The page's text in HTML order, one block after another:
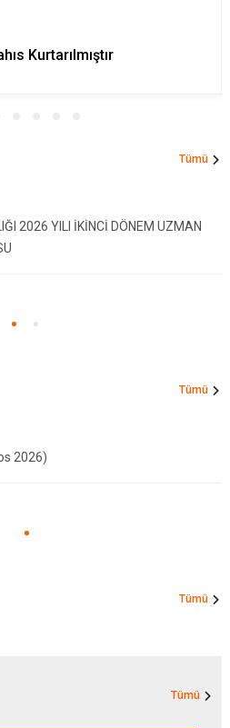
Kurtarılmıştır
Tümü
2026 YILI İKİNCİ DÖNEM UZMAN
Tümü
2026)
Tümü
Tümü